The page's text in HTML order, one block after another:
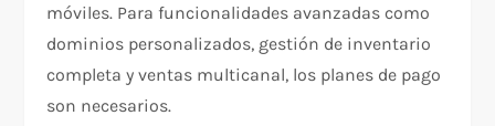
móviles. Para funcionalidades avanzadas como
dominios personalizados, gestión de inventario
completa y ventas multicanal, los planes de pago
son necesarios.